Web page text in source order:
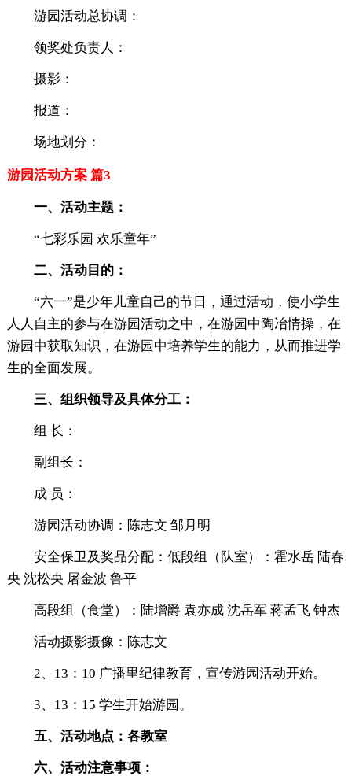
游园活动总协调：
领奖处负责人：
摄影：
报道：
场地划分：
游园活动方案 篇3
一、活动主题：
“七彩乐园 欢乐童年”
二、活动目的：
“六一”是少年儿童自己的节日，通过活动，使小学生
人人自主的参与在游园活动之中，在游园中陶冶情操，在
游园中获取知识，在游园中培养学生的能力，从而推进学
生的全面发展。
三、组织领导及具体分工：
组 长：
副组长：
成 员：
游园活动协调：陈志文 邹月明
安全保卫及奖品分配：低段组（队室）：霍水岳 陆春
央 沈松央 屠金波 鲁平
高段组（食堂）：陆增爵 袁亦成 沈岳军 蒋孟飞 钟杰
活动摄影摄像：陈志文
2、13：10 广播里纪律教育，宣传游园活动开始。
3、13：15 学生开始游园。
五、活动地点：各教室
六、活动注意事项：